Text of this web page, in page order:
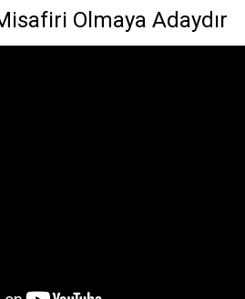
Olmaya Adaydır